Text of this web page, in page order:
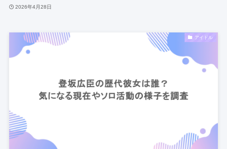
2026年4月28日
アイドル